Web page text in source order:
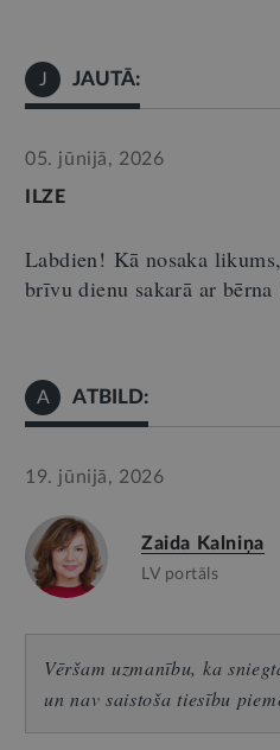
J JAUTĀ:
05. jūnijā, 2026
ILZE
Labdien! Kā nosaka
brīvu dienu sakarā ar bērna
A ATBILD:
19. jūnijā, 2026
Zaida Kalniņa
LV portāls
Vēršam uzmanību, ka
un nav saistoša tiesību